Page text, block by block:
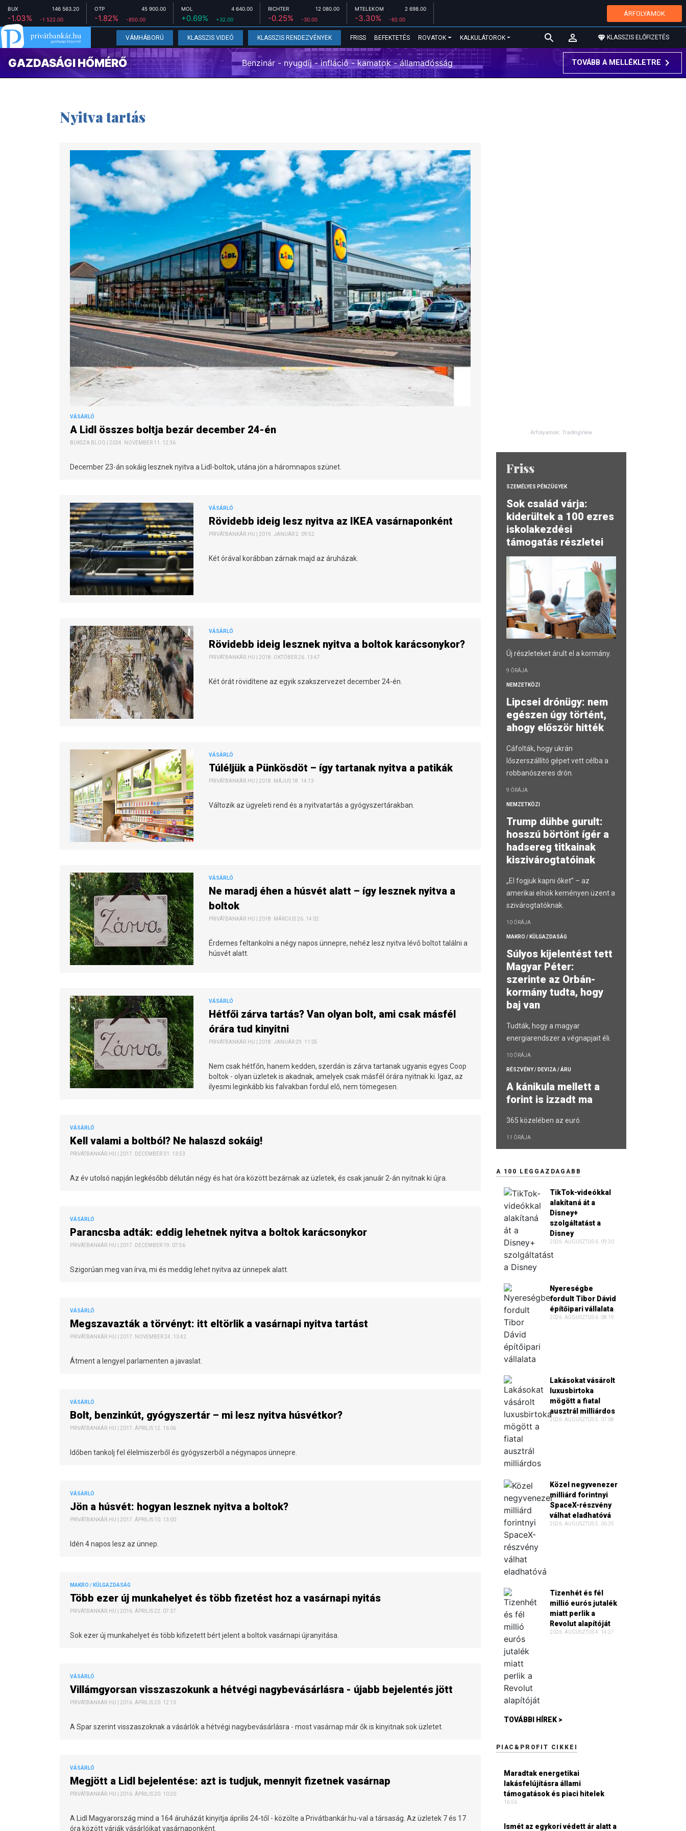
BUX 146 563.20
-1.03% -1 522.00
OTP 45 900.00
-1.82% -850.00
MOL 4 640.00
+0.69% +32.00
RICHTER 12 080.00
-0.25% -30.00
MTELEKOM 2 698.00
-3.30% -92.00
ÁRFOLYAMOK
VÁMHÁBORÚ KLASSZIS VIDEÓ KLASSZIS RENDEZVÉNYEK FRISS BEFEKTETÉS ROVATOK KALKULÁTOROK KLASSZIS ELŐFIZETÉS
GAZDASÁGI HŐMÉRŐ Benzinár - nyugdíj - infláció - kamatok - államadósság TOVÁBB A MELLÉKLETRE
Nyitva tartás
VÁSÁRLÓ
A Lidl összes boltja bezár december 24-én
BUKSZA BLOG | 2024. NOVEMBER 11. 12:36
December 23-án sokáig lesznek nyitva a Lidl-boltok, utána jön a háromnapos szünet.
VÁSÁRLÓ
Rövidebb ideig lesz nyitva az IKEA vasárnaponként
PRIVÁTBANKÁR.HU | 2019. JANUÁR 2. 09:52
Két órával korábban zárnak majd az áruházak.
VÁSÁRLÓ
Rövidebb ideig lesznek nyitva a boltok karácsonykor?
PRIVÁTBANKÁR.HU | 2018. OKTÓBER 26. 13:47
Két órát rövidítene az egyik szakszervezet december 24-én.
VÁSÁRLÓ
Túléljük a Pünkösdöt – így tartanak nyitva a patikák
PRIVÁTBANKÁR.HU | 2018. MÁJUS 18. 14:13
Változik az ügyeleti rend és a nyitvatartás a gyógyszertárakban.
VÁSÁRLÓ
Ne maradj éhen a húsvét alatt – így lesznek nyitva a
boltok
PRIVÁTBANKÁR.HU | 2018. MÁRCIUS 26. 14:02
Érdemes feltankolni a négy napos ünnepre, nehéz lesz nyitva lévő boltot találni a
húsvét alatt.
VÁSÁRLÓ
Hétfői zárva tartás? Van olyan bolt, ami csak másfél
órára tud kinyitni
PRIVÁTBANKÁR.HU | 2018. JANUÁR 29. 11:05
Nem csak hétfőn, hanem kedden, szerdán is zárva tartanak ugyanis egyes Coop
boltok - olyan üzletek is akadnak, amelyek csak másfél órára nyitnak ki. Igaz, az
ilyesmi leginkább kis falvakban fordul elő, nem tömegesen.
VÁSÁRLÓ
Kell valami a boltból? Ne halaszd sokáig!
PRIVÁTBANKÁR.HU | 2017. DECEMBER 31. 13:53
Az év utolsó napján legkésőbb délután négy és hat óra között bezárnak az üzletek, és csak január 2-án nyitnak ki újra.
VÁSÁRLÓ
Parancsba adták: eddig lehetnek nyitva a boltok karácsonykor
PRIVÁTBANKÁR.HU | 2017. DECEMBER 19. 07:56
Szigorúan meg van írva, mi és meddig lehet nyitva az ünnepek alatt.
VÁSÁRLÓ
Megszavazták a törvényt: itt eltörlik a vasárnapi nyitva tartást
PRIVÁTBANKÁR.HU | 2017. NOVEMBER 24. 13:42
Átment a lengyel parlamenten a javaslat.
VÁSÁRLÓ
Bolt, benzinkút, gyógyszertár – mi lesz nyitva húsvétkor?
PRIVÁTBANKÁR.HU | 2017. ÁPRILIS 12. 16:06
Időben tankolj fel élelmiszerből és gyógyszerből a négynapos ünnepre.
VÁSÁRLÓ
Jön a húsvét: hogyan lesznek nyitva a boltok?
PRIVÁTBANKÁR.HU | 2017. ÁPRILIS 10. 13:00
Idén 4 napos lesz az ünnep.
MAKRO / KÜLGAZDASÁG
Több ezer új munkahelyet és több fizetést hoz a vasárnapi nyitás
PRIVÁTBANKÁR.HU | 2016. ÁPRILIS 22. 07:37
Sok ezer új munkahelyet és több kifizetett bért jelent a boltok vasárnapi újranyitása.
VÁSÁRLÓ
Villámgyorsan visszaszokunk a hétvégi nagybevásárlásra - újabb bejelentés jött
PRIVÁTBANKÁR.HU | 2016. ÁPRILIS 20. 12:13
A Spar szerint visszaszoknak a vásárlók a hétvégi nagybevásárlásra - most vasárnap már ők is kinyitnak sok üzletet.
VÁSÁRLÓ
Megjött a Lidl bejelentése: azt is tudjuk, mennyit fizetnek vasárnap
PRIVÁTBANKÁR.HU | 2016. ÁPRILIS 20. 10:20
A Lidl Magyarország mind a 164 áruházát kinyitja április 24-től - közölte a Privátbankár.hu-val a társaság. Az üzletek 7 és 17
óra között várják vásárlóikat vasárnaponként.
Árfolyamok: TradingView
Friss
SZEMÉLYES PÉNZÜGYEK
Sok család várja:
kiderültek a 100 ezres
iskolakezdési
támogatás részletei
Új részleteket árult el a kormány.
9 ÓRÁJA
NEMZETKÖZI
Lipcsei drónügy: nem
egészen úgy történt,
ahogy először hitték
Cáfolták, hogy ukrán
lőszerszállító gépet vett célba a
robbanószeres drón.
9 ÓRÁJA
NEMZETKÖZI
Trump dühbe gurult:
hosszú börtönt ígér a
hadsereg titkainak
kiszivárogtatóinak
„El fogjuk kapni őket” – az
amerikai elnök keményen üzent a
szivárogtatóknak.
10 ÓRÁJA
MAKRO / KÜLGAZDASÁG
Súlyos kijelentést tett
Magyar Péter:
szerinte az Orbán-
kormány tudta, hogy
baj van
Tudták, hogy a magyar
energiarendszer a végnapjait éli.
10 ÓRÁJA
RÉSZVÉNY / DEVIZA / ÁRU
A kánikula mellett a
forint is izzadt ma
365 közelében az euró.
11 ÓRÁJA
A 100 LEGGAZDAGABB
TikTok-videókkal
alakítaná át a
Disney+
szolgáltatást a
Disney
2026. AUGUSZTUS 6. 09:30
Nyereségbe
fordult Tibor Dávid
építőipari vállalata
2026. AUGUSZTUS 6. 08:19
Lakásokat vásárolt
luxusbirtoka
mögött a fiatal
ausztrál milliárdos
2026. AUGUSZTUS 5. 07:08
Közel negyvenezer
milliárd forintnyi
SpaceX-részvény
válhat eladhatóvá
2026. AUGUSZTUS 5. 06:35
Tizenhét és fél
millió eurós jutalék
miatt perlik a
Revolut alapítóját
2026. AUGUSZTUS 4. 14:27
TOVÁBBI HÍREK >
PIAC&PROFIT CIKKEI
Maradtak energetikai
lakásfelújításra állami
támogatások és piaci hitelek
16:56
Ismét az egykori védett ár alatt a